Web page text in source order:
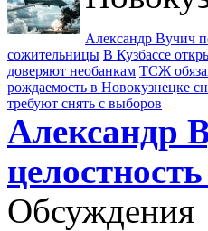
Александр Вучич
сожительницы В Кузбассе
доверяют необанкам ТСЖ
рождаемость в Новокузнецке
требуют снять с выборов
Александр
Обсуждения